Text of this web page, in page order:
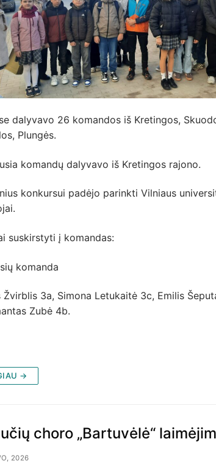
dalyvavo 26 komandos iš Kretingos,
Plungės.
komandų dalyvavo iš Kretingos rajono.
konkursui padėjo parinkti Vilniaus
suskirstyti į komandas:
komanda
Žvirblis 3a, Simona Letukaitė 3c, Emilis
Zubė 4b.
→
choro „Bartuvėlė“
2026